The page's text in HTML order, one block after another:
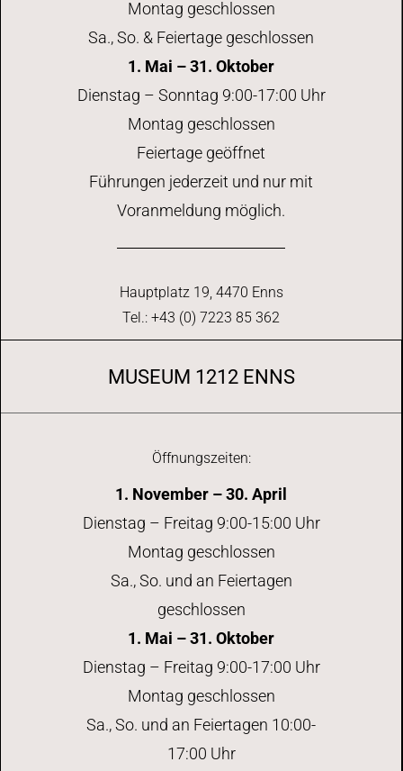
Montag geschlossen
Sa., So. & Feiertage geschlossen
1. Mai – 31. Oktober
Dienstag – Sonntag 9:00-17:00 Uhr
Montag geschlossen
Feiertage geöffnet
Führungen jederzeit und nur mit
Voranmeldung möglich.
Hauptplatz 19, 4470 Enns
Tel.: +43 (0) 7223 85 362
MUSEUM 1212 ENNS
Öffnungszeiten:
1. November – 30. April
Dienstag – Freitag 9:00-15:00 Uhr
Montag geschlossen
Sa., So. und an Feiertagen
geschlossen
1. Mai – 31. Oktober
Dienstag – Freitag 9:00-17:00 Uhr
Montag geschlossen
Sa., So. und an Feiertagen 10:00-
17:00 Uhr